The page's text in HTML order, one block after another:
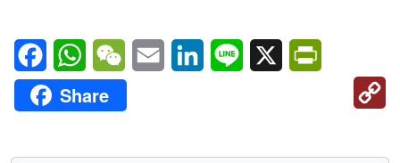
FacebookWhatsAppWeChatEmail LinkedInLine X
Share